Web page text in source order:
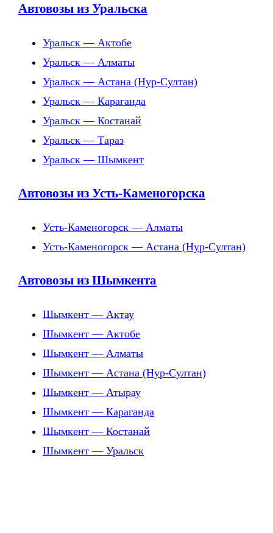
Автовозы из Уральска
Уральск — Актобе
Уральск — Алматы
Уральск — Астана (Нур-Султан)
Уральск — Караганда
Уральск — Костанай
Уральск — Тараз
Уральск — Шымкент
Автовозы из Усть-Каменогорска
Усть-Каменогорск — Алматы
Усть-Каменогорск — Астана (Нур-Султан)
Автовозы из Шымкента
Шымкент — Актау
Шымкент — Актобе
Шымкент — Алматы
Шымкент — Астана (Нур-Султан)
Шымкент — Атырау
Шымкент — Караганда
Шымкент — Костанай
Шымкент — Уральск